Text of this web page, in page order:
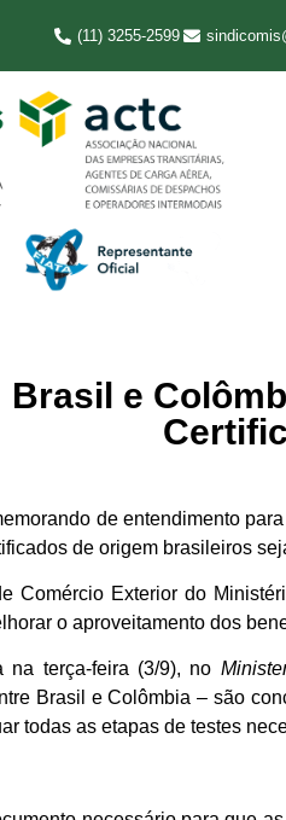
(11) 3255-2599
Brasil e
de entendimento
de origem brasileiros
Comércio Exterior do
o aproveitamento dos
na terça-feira (3/9), no
Brasil e Colômbia – são
todas as etapas de testes